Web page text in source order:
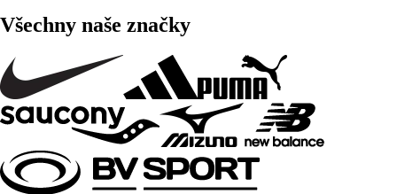
Všechny naše značky